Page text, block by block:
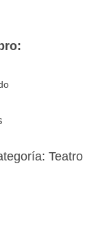
Teatro